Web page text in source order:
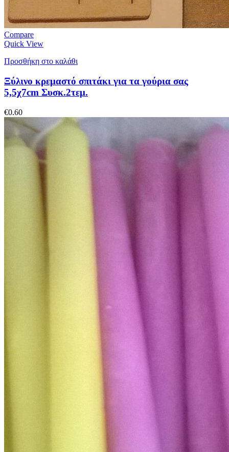
Compare
Quick View
Προσθήκη στο καλάθι
Ξύλινο κρεμαστό σπιτάκι για τα γούρια σας
5,5χ7cm Συσκ.2τεμ.
€0.60